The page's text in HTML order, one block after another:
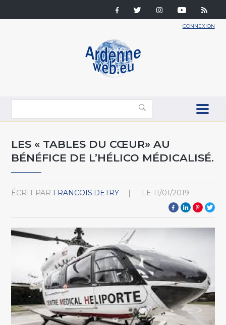
CONNEXION
LES « TABLES DU CŒUR» AU
BÉNÉFICE DE L’HÉLICO MÉDICALISÉ.
ÉCRIT PAR FRANCOIS.DETRY LE 11/01/2019